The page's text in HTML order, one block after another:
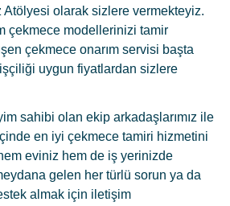
Atölyesi olarak sizlere vermekteyiz.
çekmece modellerinizi tamir
çekmece onarım servisi başta
uygun fiyatlardan sizlere
sahibi olan ekip arkadaşlarımız ile
en iyi çekmece tamiri hizmetini
eviniz hem de iş yerinizde
gelen her türlü sorun ya da
almak için iletişim